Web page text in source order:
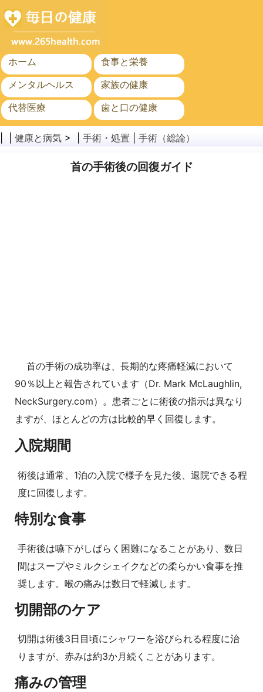
ホーム
食事と栄養
メンタルヘルス
家族の健康
代替医療
歯と口の健康
がん
公衆衛生
健康と病気 > | 手術・処置 手術（総論）
首の手術後の回復ガイド
首の手術の成功率は、長期的な疼痛軽減において
90％以上と報告されています（Dr. Mark McLaughlin,
NeckSurgery.com）。患者ごとに術後の指示は異なり
ますが、ほとんどの方は比較的早く回復します。
入院期間
術後は通常、1泊の入院で様子を見た後、退院できる程
度に回復します。
特別な食事
手術後は嚥下がしばらく困難になることがあり、数日
間はスープやミルクシェイクなどの柔らかい食事を推
奨します。喉の痛みは数日で軽減します。
切開部のケア
切開は術後3日目頃にシャワーを浴びられる程度に治
りますが、赤みは約3か月続くことがあります。
痛みの管理